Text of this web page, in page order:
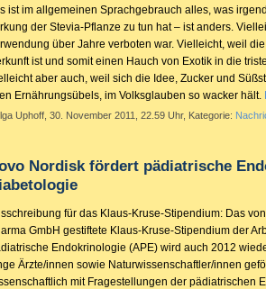
ist im allgemeinen Sprachgebrauch alles, was
der Stevia-Pflanze zu tun hat – ist anders.
über Jahre verboten war. Vielleicht, weil
ist und somit einen Hauch von Exotik in die
aber auch, weil sich die Idee, Zucker und
Ernährungsübels, im Volksglauben so wacker hält.
Uphoff, 30. November 2011, 22.59 Uhr, Kategorie:
Nordisk fördert pädiatrische
für das Klaus-Kruse-Stipendium: Das
GmbH gestiftete Klaus-Kruse-Stipendium der
Endokrinologie (APE) wird auch 2012
Ärzte/innen sowie Naturwissenschaftler/innen
mit Fragestellungen der pädiatrischen